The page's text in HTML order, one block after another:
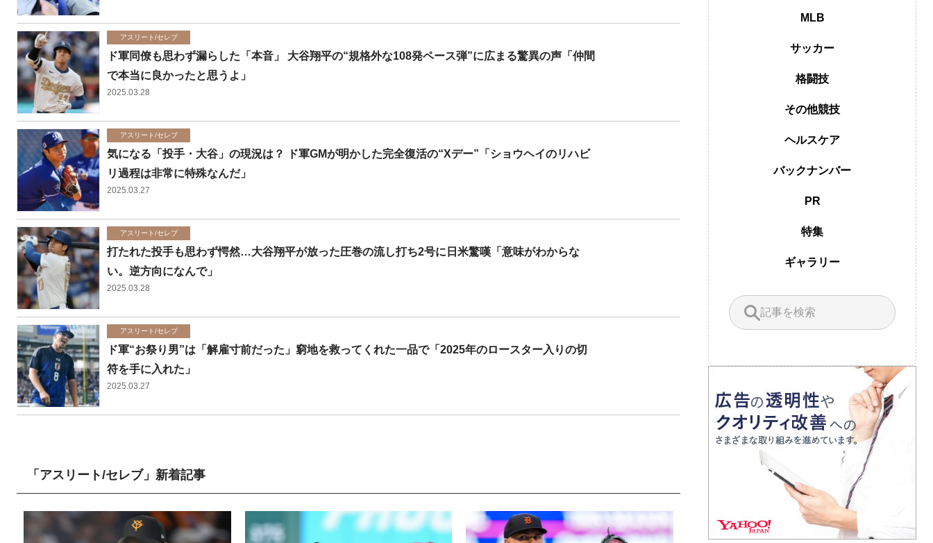
アスリート/セレブ
ド軍同僚も思わず漏らした「本音」 大谷翔平の“規格外な108発ペース弾”に広まる驚異の声「仲間
で本当に良かったと思うよ」
2025.03.28
アスリート/セレブ
気になる「投手・大谷」の現況は？ ド軍GMが明かした完全復活の“Xデー”「ショウヘイのリハビ
リ過程は非常に特殊なんだ」
2025.03.27
アスリート/セレブ
打たれた投手も思わず愕然…大谷翔平が放った圧巻の流し打ち2号に日米驚嘆「意味がわからな
い。逆方向になんで」
2025.03.28
アスリート/セレブ
ド軍“お祭り男”は「解雇寸前だった」窮地を救ってくれた一品で「2025年のロースター入りの切
符を手に入れた」
2025.03.27
「アスリート/セレブ」新着記事
MLB
サッカー
格闘技
その他競技
ヘルスケア
バックナンバー
PR
特集
ギャラリー